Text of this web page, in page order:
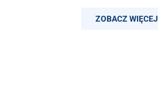
ZOBACZ WIĘCEJ